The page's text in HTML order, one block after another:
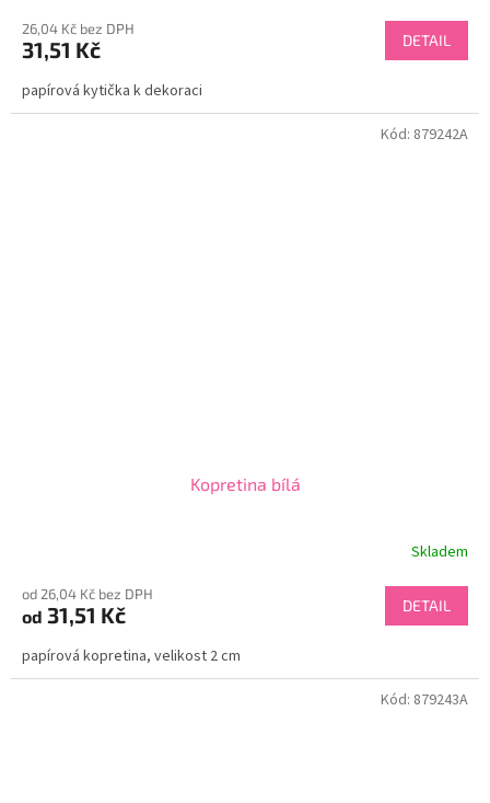
26,04 Kč bez DPH
31,51 Kč DETAIL
papírová kytička k dekoraci
Kopretina bílá
Skladem
od 26,04 Kč bez DPH
od 31,51 Kč DETAIL
papírová kopretina, velikost 2 cm
Kód: 879242A
Kód: 879243A